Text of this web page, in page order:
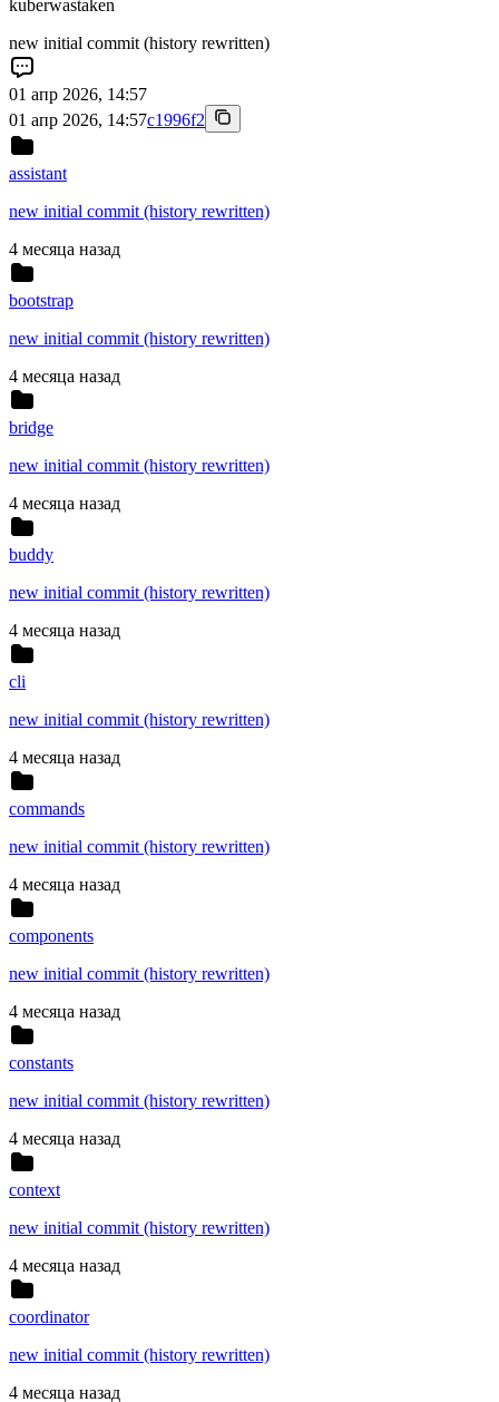
kuberwastaken
new initial commit (history rewritten)
01 апр 2026, 14:57
01 апр 2026, 14:57c1996f2
assistant
new initial commit (history rewritten)
4 месяца назад
bootstrap
new initial commit (history rewritten)
4 месяца назад
bridge
new initial commit (history rewritten)
4 месяца назад
buddy
new initial commit (history rewritten)
4 месяца назад
cli
new initial commit (history rewritten)
4 месяца назад
commands
new initial commit (history rewritten)
4 месяца назад
components
new initial commit (history rewritten)
4 месяца назад
constants
new initial commit (history rewritten)
4 месяца назад
context
new initial commit (history rewritten)
4 месяца назад
coordinator
new initial commit (history rewritten)
4 месяца назад